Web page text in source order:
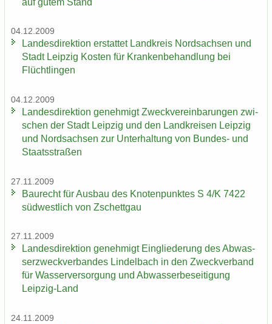
04.12.2009
Lan­des­di­rek­ti­on er­stat­tet Land­kreis Nord­sach­sen und
Stadt Leip­zig Kos­ten für Kran­ken­be­hand­lung bei
Flücht­lin­gen
04.12.2009
Lan­des­di­rek­ti­on ge­neh­migt Zweck­ver­ein­ba­run­gen zwi­
schen der Stadt Leip­zig und den Land­krei­sen Leip­zig
und Nord­sach­sen zur Un­ter­hal­tung von Bundes-​ und
Staats­stra­ßen
27.11.2009
Bau­recht für Aus­bau des Kno­ten­punk­tes S 4/K 7422
süd­west­lich von Zschett­gau
27.11.2009
Lan­des­di­rek­ti­on ge­neh­migt Ein­glie­de­rung des Ab­was­
ser­zweck­ver­ban­des Lindel­bach in den Zweck­ver­band
für Was­ser­ver­sor­gung und Ab­was­ser­be­sei­ti­gung
Leipzig-​Land
24.11.2009